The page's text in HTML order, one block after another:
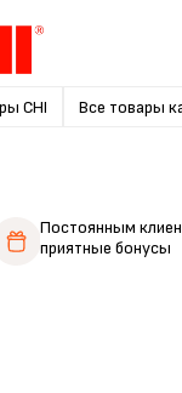
CHI Все товары
Постоянным
приятные бонусы